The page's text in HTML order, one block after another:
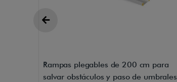
Rampas plegables de 200 cm para
salvar obstáculos y paso de umbrales